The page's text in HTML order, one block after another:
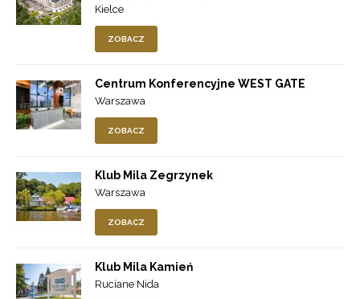
Kielce
ZOBACZ
Centrum Konferencyjne WEST GATE
Warszawa
ZOBACZ
Klub Mila Zegrzynek
Warszawa
ZOBACZ
Klub Mila Kamień
Ruciane Nida